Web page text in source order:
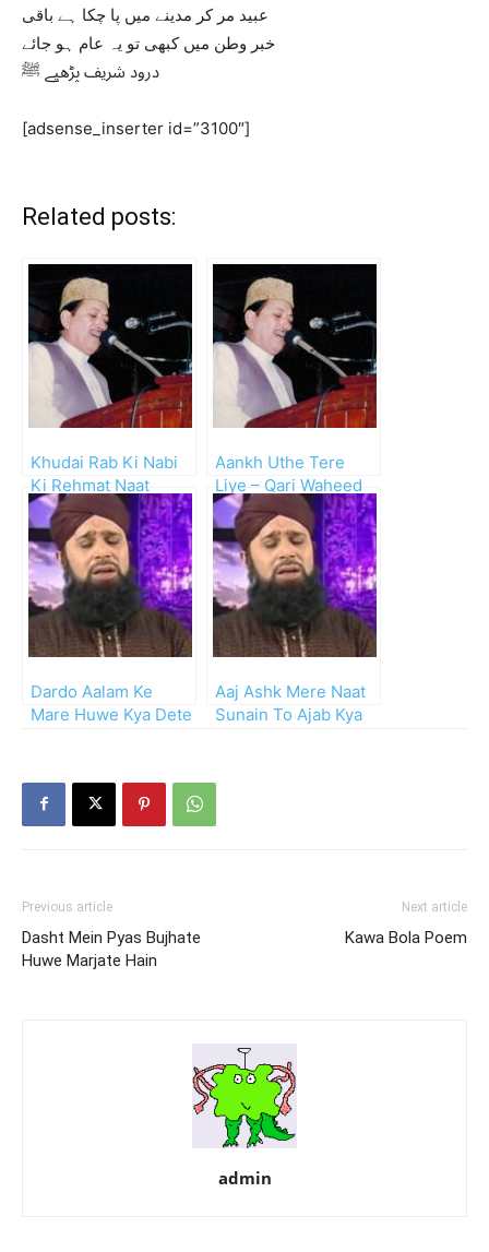
عبید مر کر مدینے میں پا چکا ہے باقی
خبر وطن میں کبھی تو یہ عام ہو جائے
درود شریف پڑھیے ﷺ
[adsense_inserter id=”3100″]
Related posts:
Khudai Rab Ki Nabi
Ki Rehmat Naat
Aankh Uthe Tere
Liye – Qari Waheed
Zafar Qasmi
Dardo Aalam Ke
Mare Huwe Kya Dete
Aaj Ashk Mere Naat
Sunain To Ajab Kya
Previous article
Dasht Mein Pyas Bujhate
Huwe Marjate Hain
Next article
Kawa Bola Poem
admin